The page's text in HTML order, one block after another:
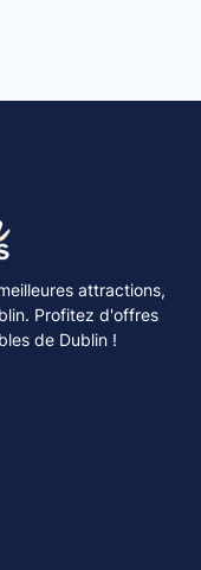
attractions,
Profitez d'offres
de Dublin !